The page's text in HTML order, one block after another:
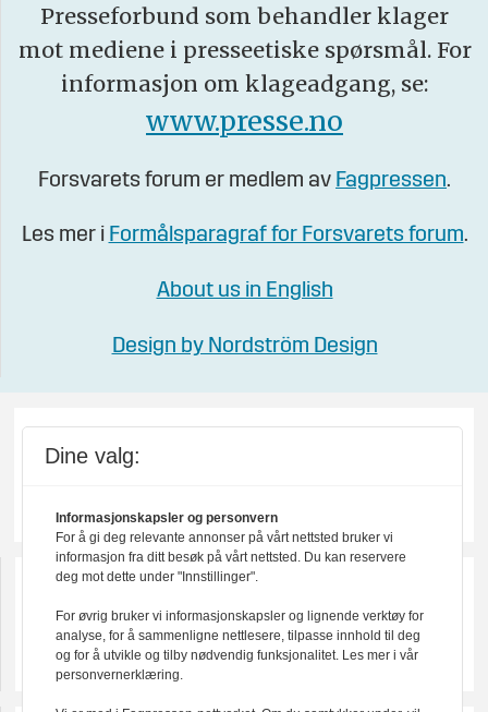
Presseforbund som behandler klager
mot mediene i presseetiske spørsmål. For
informasjon om klageadgang, se:
www.presse.no
Forsvarets forum er medlem av Fagpressen.
Les mer i Formålsparagraf for Forsvarets forum.
About us in English
Design by Nordström Design
Dine valg:
Informasjonskapsler og personvern
For å gi deg relevante annonser på vårt nettsted bruker vi
informasjon fra ditt besøk på vårt nettsted. Du kan reservere
deg mot dette under "Innstillinger".
For øvrig bruker vi informasjonskapsler og lignende verktøy for
analyse, for å sammenligne nettlesere, tilpasse innhold til deg
og for å utvikle og tilby nødvendig funksjonalitet. Les mer i vår
personvernerklæring.